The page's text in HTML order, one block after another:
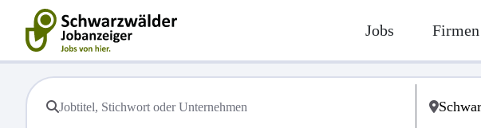
Jobs Firmen